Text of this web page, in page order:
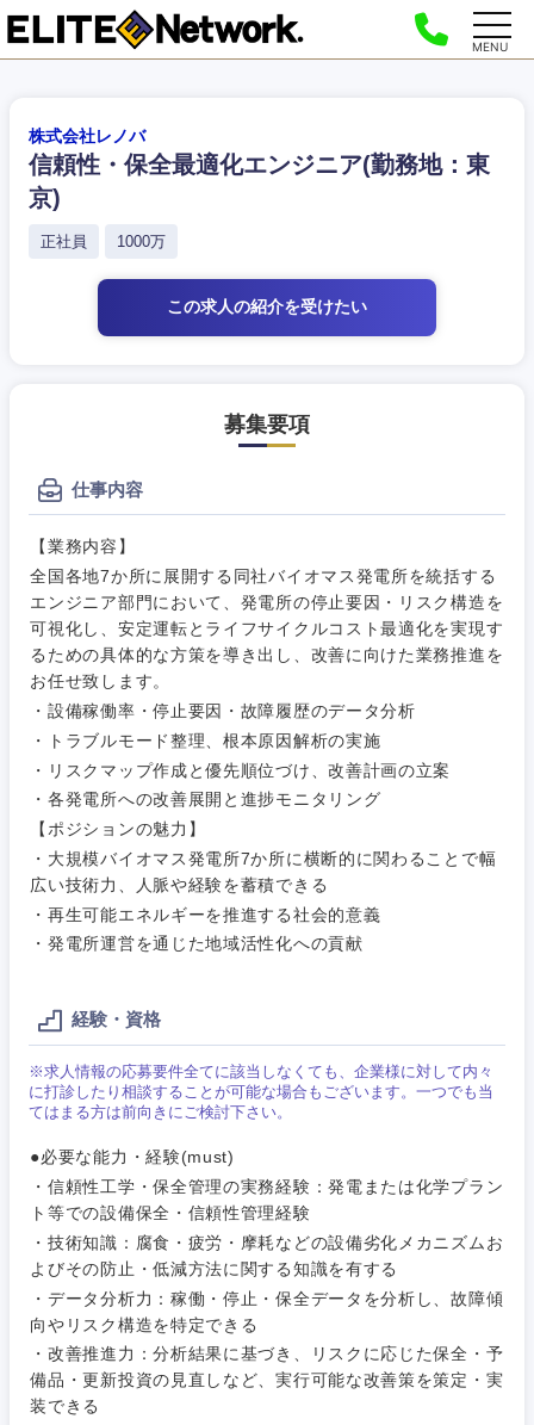
MENU
株式会社レノバ
信頼性・保全最適化エンジニア(勤務地：東
京)
正社員 1000万
この求人の紹介を受けたい
募集要項
仕事内容
【業務内容】
全国各地7か所に展開する同社バイオマス発電所を統括する
エンジニア部門において、発電所の停止要因・リスク構造を
可視化し、安定運転とライフサイクルコスト最適化を実現す
るための具体的な方策を導き出し、改善に向けた業務推進を
お任せ致します。
・設備稼働率・停止要因・故障履歴のデータ分析
・トラブルモード整理、根本原因解析の実施
・リスクマップ作成と優先順位づけ、改善計画の立案
・各発電所への改善展開と進捗モニタリング
【ポジションの魅力】
・大規模バイオマス発電所7か所に横断的に関わることで幅
広い技術力、人脈や経験を蓄積できる
・再生可能エネルギーを推進する社会的意義
・発電所運営を通じた地域活性化への貢献
経験・資格
※求人情報の応募要件全てに該当しなくても、企業様に対して内々
に打診したり相談することが可能な場合もございます。一つでも当
てはまる方は前向きにご検討下さい。
●必要な能力・経験(must)
・信頼性工学・保全管理の実務経験：発電または化学プラン
ト等での設備保全・信頼性管理経験
・技術知識：腐食・疲労・摩耗などの設備劣化メカニズムお
よびその防止・低減方法に関する知識を有する
・データ分析力：稼働・停止・保全データを分析し、故障傾
向やリスク構造を特定できる
・改善推進力：分析結果に基づき、リスクに応じた保全・予
備品・更新投資の見直しなど、実行可能な改善策を策定・実
装できる
ご希望の職種を選択してください
経営企
画・事業
企画
経営ボー
ド
管理
人事
マーケテ
ィング
サービス
クリエイ
ティブ
コンサル
タント
すべての経営企画・事業企
画
事業管理
経営企画
政策渉外
その他企画業務
ご希望の職種を選択してください
経営企画・事業企画
経営ボード
SCM
マーケティング
営業
クリエイティブ
コンサルタント
専門職
技術職（IT）、Webサービス・制作、ゲーム
ご希望の業界を選択してください
エネルギー・資源・環境
自動車・機械・船舶
電気・電子・半導体
素材・化学・金属
食品・化粧品・アパレル・消費財
メディカル・ヘルスケア・ライフサイエンス
建設・不動産
倉庫・運輸・物流
ご希望の勤務地を選択してください
北海道・東北地方
北海道 青森県
秋田県 岩手県
宮城県 山形県
ご希望条件を入力ください
希望年収
推奨年齢
40代
フリーワード
こだわり条件を入力ください
急募
上場企業
業
外資系企業
転勤なし 海外勤務あり